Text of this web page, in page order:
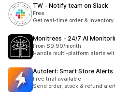
TW ‑ Notify team on Slack
Free
Get real-time order &
Monitrees ‑ 24/7 AI
From $9.90/month
Handle multi-platform alerts
Autolert: Smart Store Alerts
Free trial available
Send order, stock & refund